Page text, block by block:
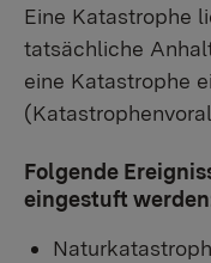
Eine Katastrophe
tatsächliche
eine Katastrophe
Folgende
eingestuft